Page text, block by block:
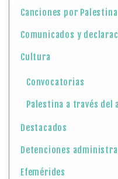
Canciones por Palestina
Comunicados y
Cultura
Convocatorias
Palestina a través
Destacados
Detenciones
Efemérides